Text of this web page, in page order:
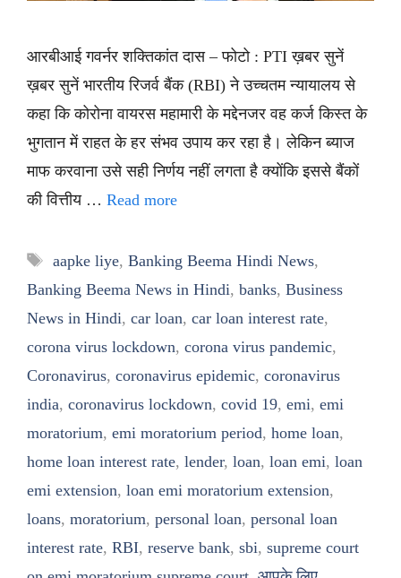
आरबीआई गवर्नर शक्तिकांत दास – फोटो : PTI ख़बर सुनें
ख़बर सुनें भारतीय रिजर्व बैंक (RBI) ने उच्चतम न्यायालय से
कहा कि कोरोना वायरस महामारी के मद्देनजर वह कर्ज किस्त के
भुगतान में राहत के हर संभव उपाय कर रहा है। लेकिन ब्याज
माफ करवाना उसे सही निर्णय नहीं लगता है क्योंकि इससे बैंकों
की वित्तीय … Read more
Tags
aapke liye, Banking Beema Hindi News,
Banking Beema News in Hindi, banks, Business
News in Hindi, car loan, car loan interest rate,
corona virus lockdown, corona virus pandemic,
Coronavirus, coronavirus epidemic, coronavirus
india, coronavirus lockdown, covid 19, emi, emi
moratorium, emi moratorium period, home loan,
home loan interest rate, lender, loan, loan emi, loan
emi extension, loan emi moratorium extension,
loans, moratorium, personal loan, personal loan
interest rate, RBI, reserve bank, sbi, supreme court